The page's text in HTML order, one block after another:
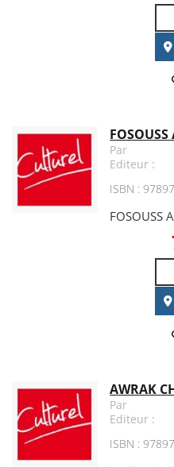
Par
Editeur :
ISBN :
FOSOUSS
AWRAK
Par
Editeur :
ISBN :